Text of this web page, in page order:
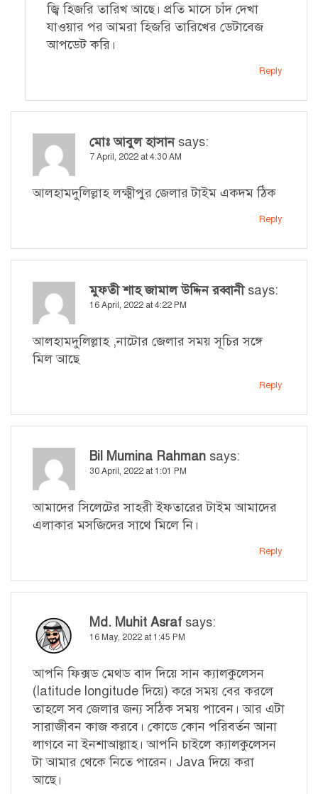
জ্বি হিজরি তারিখ আছে। প্রতি মাসে চাঁদ দেখা
যাওয়ার পর আমরা হিজরি তারিখের ডেটাবেজ
আপডেট করি।
Reply
মোঃ আবুল হাসান says:
7 April, 2022 at 4:30 AM
আলহামদুলিল্লাহ লক্ষ্মীপুর জেলার টাইম একদম ঠিক
Reply
মুফতী শাহ জামাল উদ্দিন রব্বানী says:
16 April, 2022 at 4:22 PM
আলহামদুলিল্লাহ ,নাটোর জেলার সময় সূচির সঙ্গে
মিল আছে
Reply
Bil Mumina Rahman says:
30 April, 2022 at 1:01 PM
আমাদের সিলেটের সাহরী ইফতারের টাইম আমাদের
এলাকার মসজিদের সাথে মিলে নি।
Reply
Md. Muhit Asraf says:
16 May, 2022 at 1:45 PM
আপনি ফিক্সড মেথড বাদ দিয়ে সান ক্যালকুলেসন
(latitude longitude দিয়ে) করে সময় বের করলে
তাহলে সব জেলার জন্য সঠিক সময় পাবেন। আর এটা
সারাজীবন কাজ করবে। কোডে কোন পরিবর্তন আনা
লাগবে না ইনশাআল্লাহ। আপনি চাইলে ক্যালকুলেসন
টা আমার থেকে নিতে পারেন। Java দিয়ে করা
আছে।